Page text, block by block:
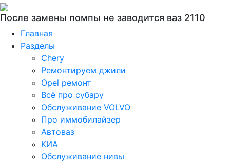
После замены помпы не заводится ваз 2110
Главная
Разделы
Chery
Ремонтируем джили
Opel ремонт
Всё про субару
Обслуживание VOLVO
Про иммобилайзер
Автоваз
КИА
Обслуживание нивы